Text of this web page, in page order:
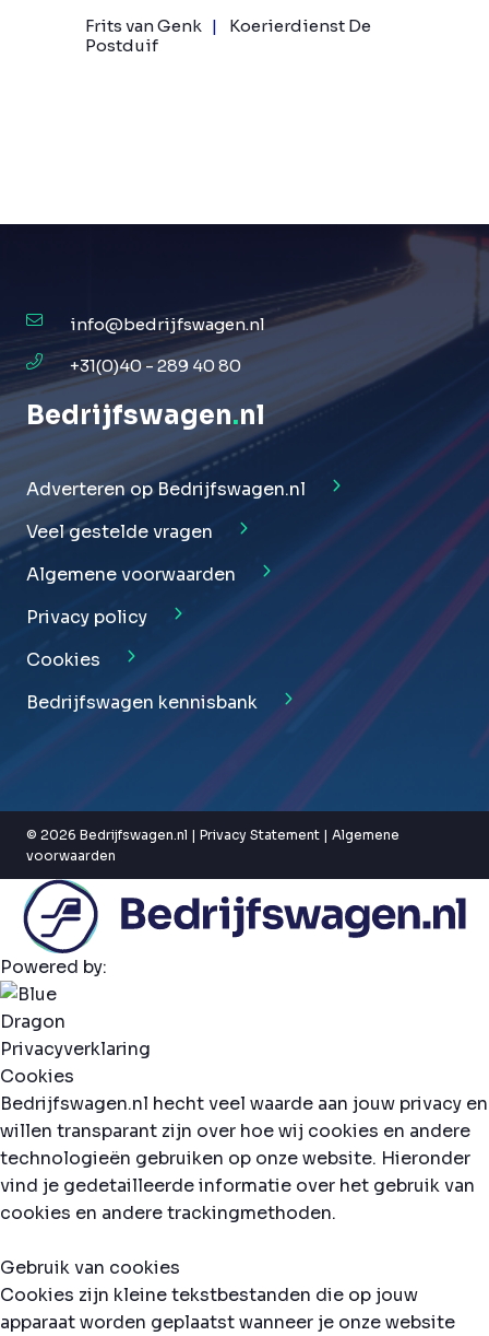
Frits van Genk
Koerierdienst De
Postduif
info@bedrijfswagen.nl
+31(0)40 - 289 40 80
Bedrijfswagen.nl
Adverteren op Bedrijfswagen.nl
Veel gestelde vragen
Algemene voorwaarden
Privacy policy
Cookies
Bedrijfswagen kennisbank
© 2026 Bedrijfswagen.nl | Privacy Statement | Algemene
voorwaarden
Powered by:
Privacyverklaring
Cookies
Bedrijfswagen.nl hecht veel waarde aan jouw privacy en
willen transparant zijn over hoe wij cookies en andere
technologieën gebruiken op onze website. Hieronder
vind je gedetailleerde informatie over het gebruik van
cookies en andere trackingmethoden.
Gebruik van cookies
Cookies zijn kleine tekstbestanden die op jouw
apparaat worden geplaatst wanneer je onze website